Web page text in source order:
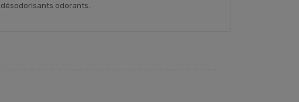
odorants.